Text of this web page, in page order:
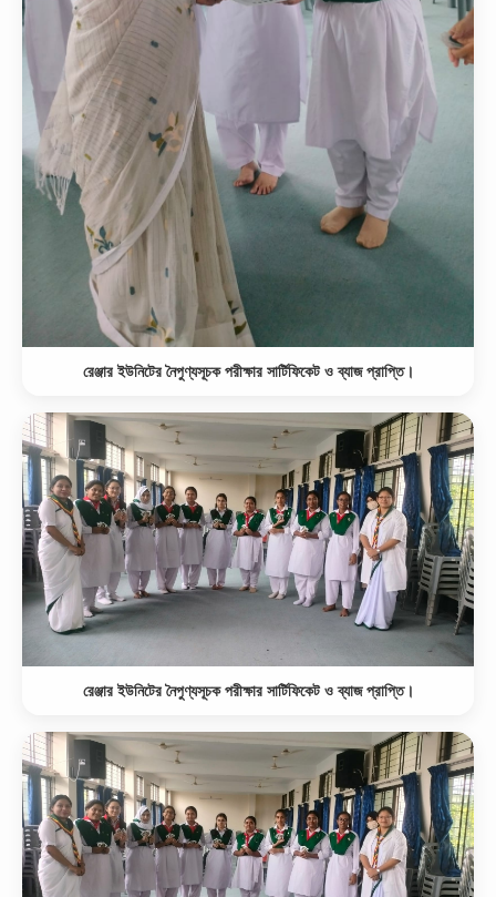
রেঞ্জার ইউনিটের নৈপুণ্যসূচক পরীক্ষার সার্টিফিকেট ও ব্যাজ প্রাপ্তি।
রেঞ্জার ইউনিটের নৈপুণ্যসূচক পরীক্ষার সার্টিফিকেট ও ব্যাজ প্রাপ্তি।